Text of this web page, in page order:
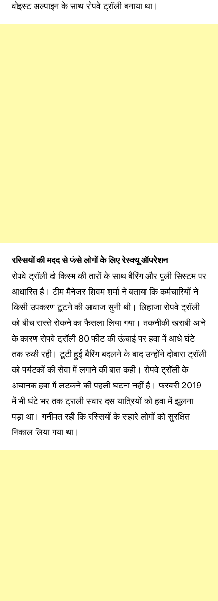
वोइस्ट अल्पाइन के साथ रोपवे ट्रॉली बनाया था।
रस्सियों की मदद से फंसे लोगों के लिए रेस्क्यू ऑपरेशन
रोपवे ट्रॉली दो किस्म की तारों के साथ बैरिंग और पुली सिस्टम पर
आधारित है। टीम मैनेजर शिवम शर्मा ने बताया कि कर्मचारियों ने
किसी उपकरण टूटने की आवाज सुनी थी। लिहाजा रोपवे ट्रॉली
को बीच रास्ते रोकने का फैसला लिया गया। तकनीकी खराबी आने
के कारण रोपवे ट्रॉली 80 फीट की ऊंचाई पर हवा में आधे घंटे
तक रुकी रही। टूटी हुई बैरिंग बदलने के बाद उन्होंने दोबारा ट्रॉली
को पर्यटकों की सेवा में लगाने की बात कही। रोपवे ट्रॉली के
अचानक हवा में लटकने की पहली घटना नहीं है। फरवरी 2019
में भी घंटे भर तक ट्राली सवार दस यात्रियों को हवा में झूलना
पड़ा था। गनीमत रही कि रस्सियों के सहारे लोगों को सुरक्षित
निकाल लिया गया था।